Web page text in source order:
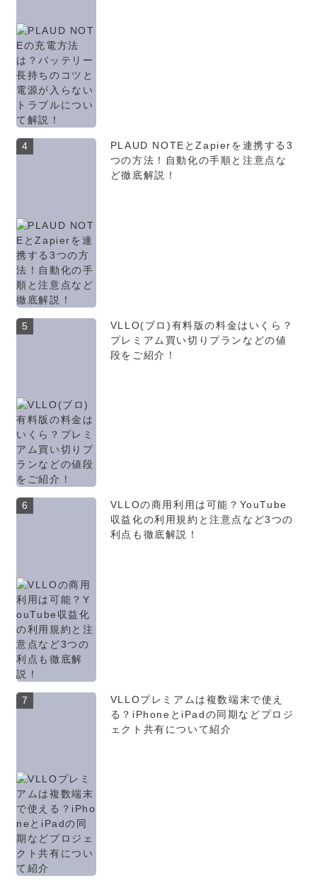
4
PLAUD NOTEとZapierを連携する3
つの方法！自動化の手順と注意点な
ど徹底解説！
5
VLLO(ブロ)有料版の料金はいくら？
プレミアム買い切りプランなどの値
段をご紹介！
6
VLLOの商用利用は可能？YouTube
収益化の利用規約と注意点など3つの
利点も徹底解説！
7
VLLOプレミアムは複数端末で使え
る？iPhoneとiPadの同期などプロジ
ェクト共有について紹介